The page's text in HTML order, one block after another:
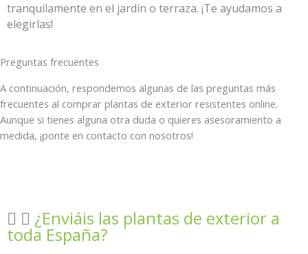
tranquilamente en el jardín o terraza. ¡Te ayudamos a
elegirlas!
Preguntas frecuentes
A continuación, respondemos algunas de las preguntas más
frecuentes al comprar plantas de exterior resistentes online.
Aunque si tienes alguna otra duda o quieres asesoramiento a
medida, ¡ponte en contacto con nosotros!
¿Enviáis las plantas de exterior a
toda España?